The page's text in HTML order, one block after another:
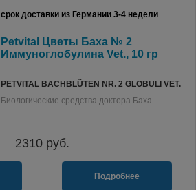
срок доставки из Германии 3-4 недели
Petvital Цветы Баха № 2
Иммуноглобулина Vet., 10 гр
PETVITAL BACHBLÜTEN NR. 2 GLOBULI VET.
Биологические средства доктора Баха.
2310руб.
Подробнее